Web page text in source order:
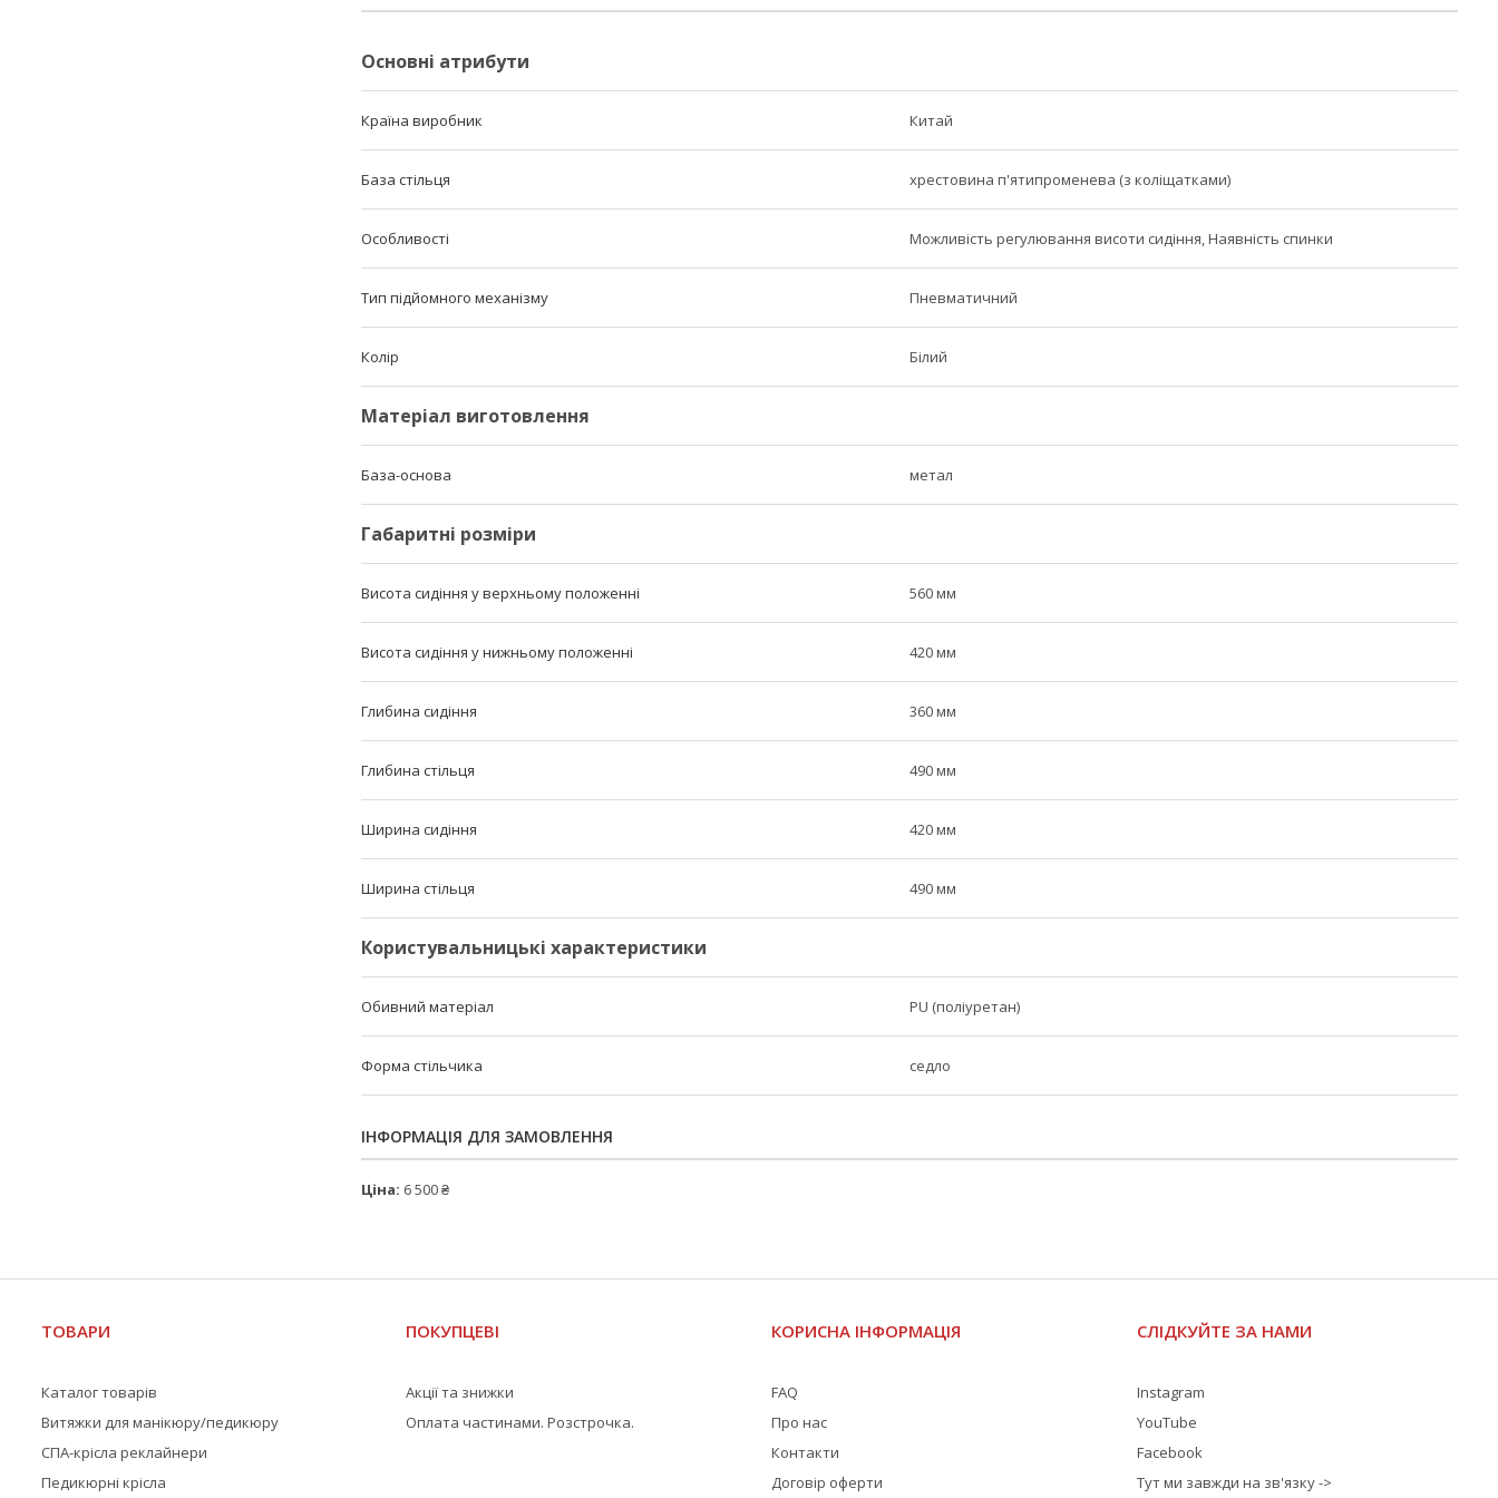
Основні атрибути
Країна виробник Китай
База стільця хрестовина п'ятипроменева (з коліщатками)
Особливості Можливість регулювання висоти сидіння, Наявність спинки
Тип підйомного механізму Пневматичний
Колір Білий
Матеріал виготовлення
База-основа метал
Габаритні розміри
Висота сидіння у верхньому положенні 560 мм
Висота сидіння у нижньому положенні 420 мм
Глибина сидіння 360 мм
Глибина стільця 490 мм
Ширина сидіння 420 мм
Ширина стільця 490 мм
Користувальницькі характеристики
Обивний матеріал PU (поліуретан)
Форма стільчика седло
ІНФОРМАЦІЯ ДЛЯ ЗАМОВЛЕННЯ
Ціна: 6 500 ₴
ТОВАРИ
Каталог товарів
Витяжки для манікюру/педикюру
СПА-крісла реклайнери
Педикюрні крісла
ПОКУПЦЕВІ
Акції та знижки
Оплата частинами. Розстрочка.
КОРИСНА ІНФОРМАЦІЯ
FAQ
Про нас
Контакти
Договір оферти
СЛІДКУЙТЕ ЗА НАМИ
Instagram
YouTube
Facebook
Тут ми завжди на зв'язку ->